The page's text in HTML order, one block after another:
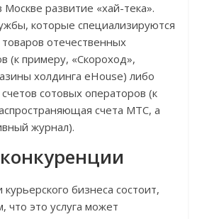
Москве развитие «хай-тека».
которые специализируются
отечественных
(к примеру, «Скороход»,
холдинга eHouse) либо
сотовых операторов (к
счета МТС, а
журнал).
конкуренции
бизнеса состоит,
что это услуга может